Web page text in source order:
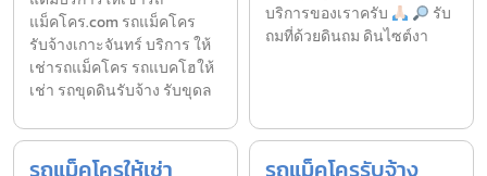
แม็คโคร.com รถแม็คโคร
รับจ้างเกาะจันทร์ บริการ ให้
เช่ารถแม็คโคร รถแบคโฮให้
เช่า รถขุดดินรับจ้าง รับขุดล
บริการของเราครับ
รับ
ถมที่ด้วยดินถม ดินไซต์งา